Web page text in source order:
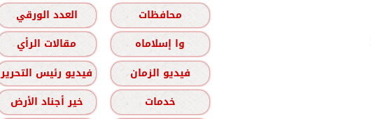
محافظات
العدد الورقي
وا إسلاماه
مقالات الرأي
فيديو الزمان
فيديو رئيس التحرير
خدمات
خير أجناد الأرض